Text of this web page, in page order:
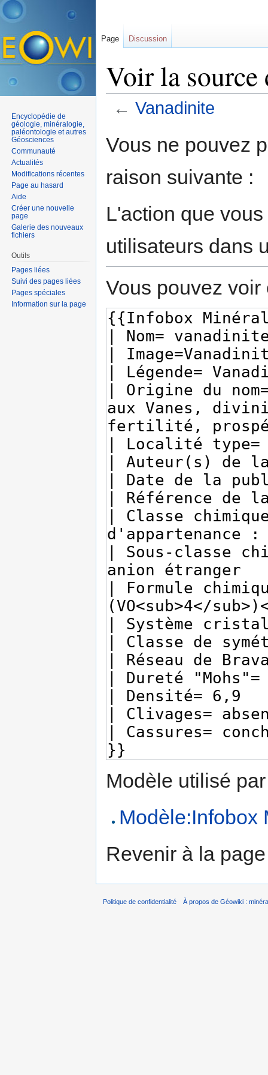
Voir la source
← Vanadinite
Vous ne pouvez
raison suivante :
L'action que
utilisateurs dans
Vous pouvez
Modèle utilisé
Modèle:Infobox
Revenir à la
Page Discussion
Encyclopédie de
géologie, minéralogie,
paléontologie et autres
Géosciences
Communauté
Actualités
Modifications récentes
Page au hasard
Aide
Créer une nouvelle
page
Galerie des nouveaux
fichiers
Outils
Pages liées
Suivi des pages liées
Pages spéciales
Information sur la page
Politique de confidentialité À propos de Géowiki :